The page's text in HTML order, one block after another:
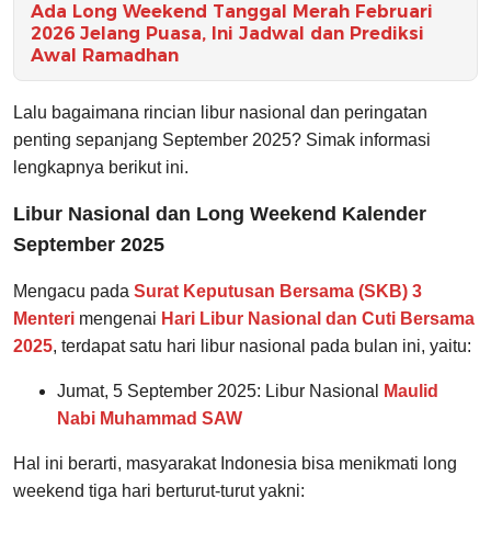
Ada Long Weekend Tanggal Merah Februari
2026 Jelang Puasa, Ini Jadwal dan Prediksi
Awal Ramadhan
Lalu bagaimana rincian libur nasional dan peringatan
penting sepanjang September 2025? Simak informasi
lengkapnya berikut ini.
Libur Nasional dan Long Weekend Kalender
September 2025
Mengacu pada Surat Keputusan Bersama (SKB) 3
Menteri mengenai Hari Libur Nasional dan Cuti Bersama
2025, terdapat satu hari libur nasional pada bulan ini, yaitu:
Jumat, 5 September 2025: Libur Nasional
Maulid
Nabi Muhammad SAW
Hal ini berarti, masyarakat Indonesia bisa menikmati long
weekend tiga hari berturut-turut yakni: